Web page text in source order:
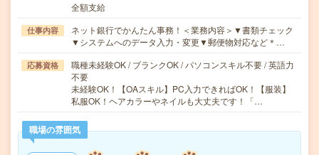
全額支給
仕事内容
ネット銀行でかんたん事務！＜業務内容＞▼書類チェック
▼システムへのデータ入力・変更▼郵便物対応など＊…
応募資格
職種未経験OK / ブランクOK / パソコンスキル不要 / 英語力
不要
未経験OK！【OAスキル】PC入力できればOK！【服装】
私服OK！ヘアカラーやネイルも大丈夫です！「…
職場の雰囲気